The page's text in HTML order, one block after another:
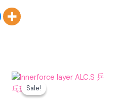
Sale!
Sale!
Original
price
Current